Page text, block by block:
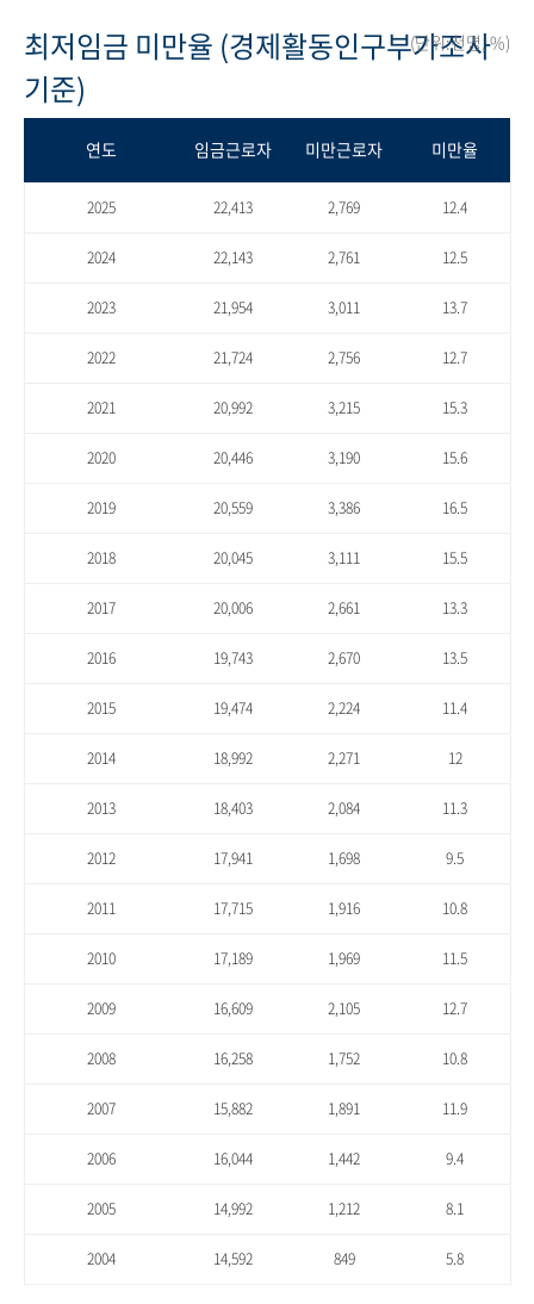
최저임금 미만율 (경제활동인구부가조사
기준)
(단위:천명, %)
연도 임금근로자 미만근로자 미만율
2025 22,413 2,769 12.4
2024 22,143 2,761 12.5
2023 21,954 3,011 13.7
2022 21,724 2,756 12.7
2021 20,992 3,215 15.3
2020 20,446 3,190 15.6
2019 20,559 3,386 16.5
2018 20,045 3,111 15.5
2017 20,006 2,661 13.3
2016 19,743 2,670 13.5
2015 19,474 2,224 11.4
2014 18,992 2,271 12
2013 18,403 2,084 11.3
2012 17,941 1,698 9.5
2011 17,715 1,916 10.8
2010 17,189 1,969 11.5
2009 16,609 2,105 12.7
2008 16,258 1,752 10.8
2007 15,882 1,891 11.9
2006 16,044 1,442 9.4
2005 14,992 1,212 8.1
2004 14,592 849 5.8